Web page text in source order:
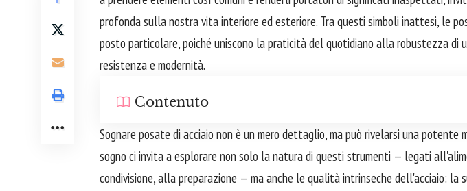
profonda sulla nostra vita interiore ed esteriore. Tra questi simboli inattesi, le
posto particolare, poiché uniscono la praticità del quotidiano alla robustezza di
resistenza e modernità.
Contenuto
Sognare posate di acciaio non è un mero dettaglio, ma può rivelarsi una potente
sogno ci invita a esplorare non solo la natura di questi strumenti — legati
condivisione, alla preparazione — ma anche le qualità intrinseche dell'acciaio: la